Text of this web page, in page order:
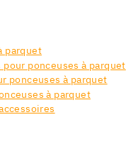
parquet
pour ponceuses à parquet
ponceuses à parquet
à parquet